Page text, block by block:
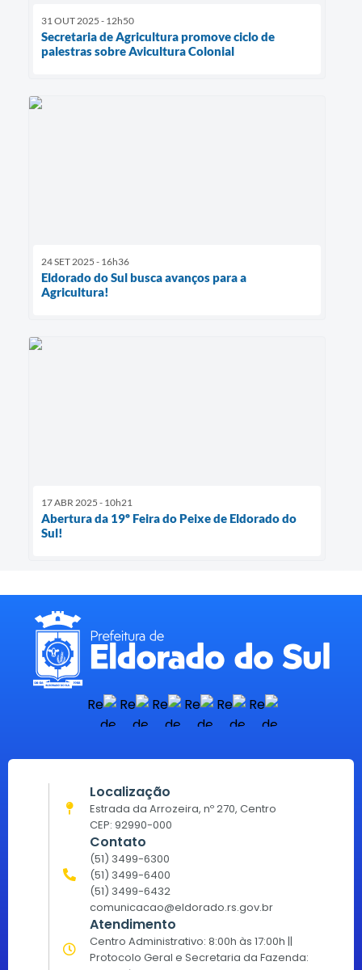
31 OUT 2025 - 12h50
Secretaria de Agricultura promove ciclo de
palestras sobre Avicultura Colonial
24 SET 2025 - 16h36
Eldorado do Sul busca avanços para a
Agricultura!
17 ABR 2025 - 10h21
Abertura da 19º Feira do Peixe de Eldorado do
Sul!
Localização
Estrada da Arrozeira, nº 270, Centro
CEP: 92990-000
Contato
(51) 3499-6300
(51) 3499-6400
(51) 3499-6432
comunicacao@eldorado.rs.gov.br
Atendimento
Centro Administrativo: 8:00h às 17:00h ||
Protocolo Geral e Secretaria da Fazenda: